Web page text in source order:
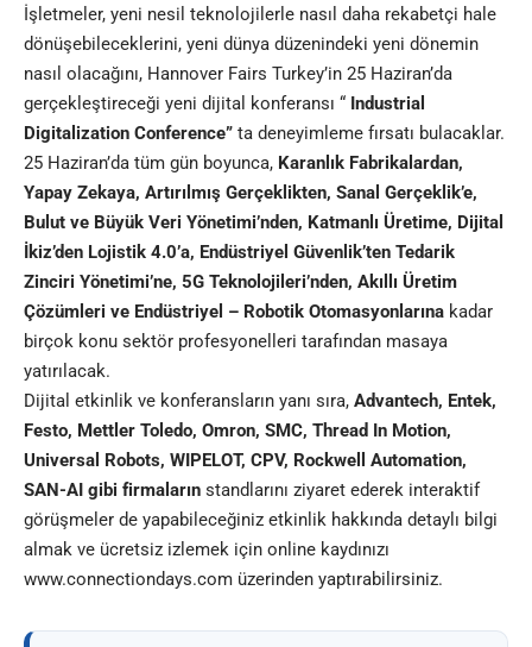
İşletmeler, yeni nesil teknolojilerle nasıl daha rekabetçi hale
dönüşebileceklerini, yeni dünya düzenindeki yeni dönemin
nasıl olacağını, Hannover Fairs Turkey’in 25 Haziran’da
gerçekleştireceği yeni dijital konferansı “ Industrial
Digitalization Conference” ta deneyimleme fırsatı bulacaklar.
25 Haziran’da tüm gün boyunca, Karanlık Fabrikalardan,
Yapay Zekaya, Artırılmış Gerçeklikten, Sanal Gerçeklik’e,
Bulut ve Büyük Veri Yönetimi’nden, Katmanlı Üretime, Dijital
İkiz’den Lojistik 4.0’a, Endüstriyel Güvenlik’ten Tedarik
Zinciri Yönetimi’ne, 5G Teknolojileri’nden, Akıllı Üretim
Çözümleri ve Endüstriyel – Robotik Otomasyonlarına kadar
birçok konu sektör profesyonelleri tarafından masaya
yatırılacak.
Dijital etkinlik ve konferansların yanı sıra, Advantech, Entek,
Festo, Mettler Toledo, Omron, SMC, Thread In Motion,
Universal Robots, WIPELOT, CPV, Rockwell Automation,
SAN-AI gibi firmaların standlarını ziyaret ederek interaktif
görüşmeler de yapabileceğiniz etkinlik hakkında detaylı bilgi
almak ve ücretsiz izlemek için online kaydınızı
www.connectiondays.com üzerinden yaptırabilirsiniz.